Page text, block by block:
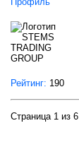
Рейтинг: 190
Страница 1 из 6